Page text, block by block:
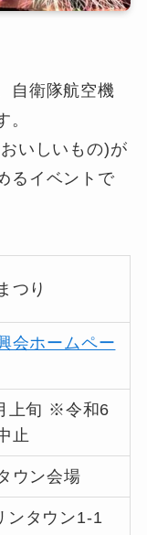
自衛隊航空機
。
いしいもの)が
るイベントで
つり
会ホームペー
上旬 ※令和6
止
ウン会場
ンタウン1-1